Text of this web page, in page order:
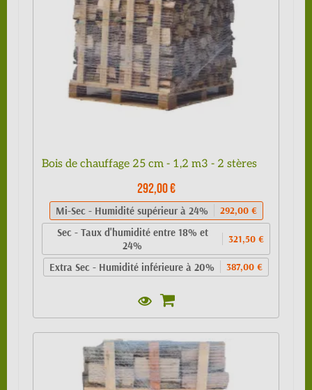
Bois de chauffage 25 cm - 1,2 m3 - 2 stères
292,00 €
Mi-Sec - Humidité supérieur à 24% 292,00 €
Sec - Taux d'humidité entre 18% et
24%
321,50 €
Extra Sec - Humidité inférieure à 20% 387,00 €